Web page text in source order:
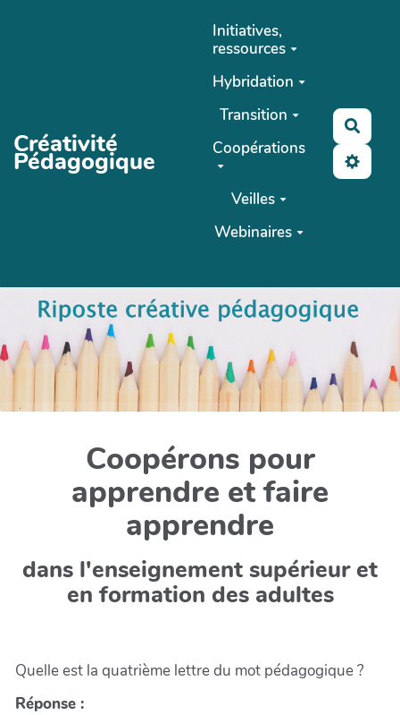
Créativité
Pédagogique
Initiatives,
ressources
Hybridation
Transition
Coopérations
Veilles
Webinaires
Coopérons pour
apprendre et faire
apprendre
dans l'enseignement supérieur et
en formation des adultes
Quelle est la quatrième lettre du mot pédagogique ?
Réponse :